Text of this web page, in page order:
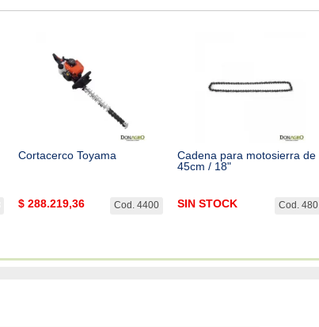
Cortacerco Toyama
Cod. 4400
$ 288.219,36
Cadena para motosierra de
45cm / 18"
Cod. 480
SIN STOCK